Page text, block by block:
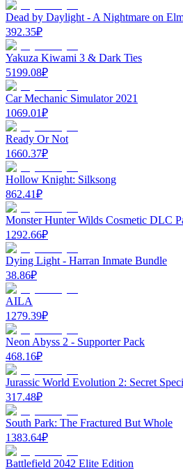
Dead by Daylight - A Nightmare on
392.35₽
Yakuza Kiwami 3 & Dark Ties
5199.08₽
Car Mechanic Simulator 2021
1069.01₽
Ready Or Not
1660.37₽
Hollow Knight: Silksong
862.41₽
Monster Hunter Wilds Cosmetic DLC
1292.66₽
Dying Light - Harran Inmate Bundle
38.86₽
AILA
1279.39₽
Neon Abyss 2 - Supporter Pack
468.16₽
Jurassic World Evolution 2: Secret
317.48₽
South Park: The Fractured But Whole
1383.64₽
Battlefield 2042 Elite Edition